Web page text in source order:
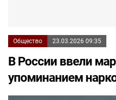
Общество 23.03.2026 09:35
В России ввели
упоминанием